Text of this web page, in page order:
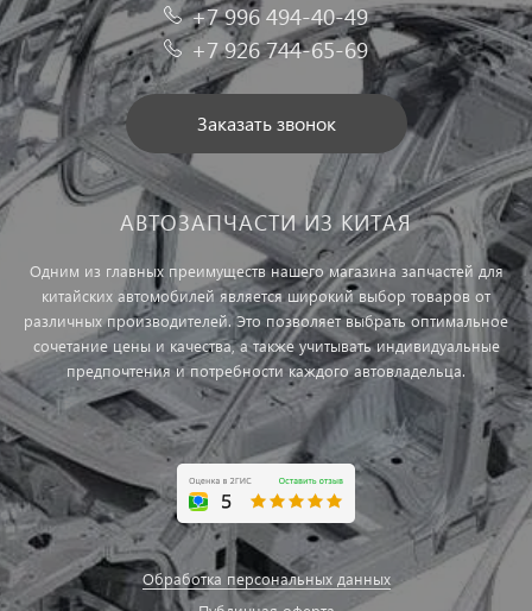
+7 996 494-40-49
+7 926 744-65-69
Заказать звонок
АВТОЗАПЧАСТИ ИЗ КИТАЯ
Одним из главных преимуществ нашего магазина запчастей для
китайских автомобилей является широкий выбор товаров от
различных производителей. Это позволяет выбрать оптимальное
сочетание цены и качества, а также учитывать индивидуальные
предпочтения и потребности каждого автовладельца.
Обработка персональных данных